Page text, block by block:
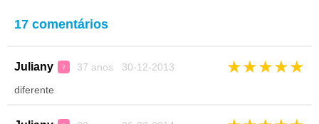
17 comentários
Juliany ♀ 37 anos 30-12-2013 ★★★★★
diferente